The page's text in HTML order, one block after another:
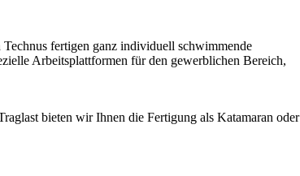
fertigen ganz individuell schwimmende
Arbeitsplattformen für den gewerblichen Bereich,
bieten wir Ihnen die Fertigung als Katamaran oder